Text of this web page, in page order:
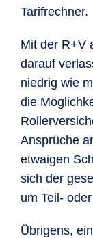
Tarifrechner.
Mit der R+V
darauf
niedrig wie
die
Ansprüche
etwaigen
sich der
um Teil-
Übrigens,